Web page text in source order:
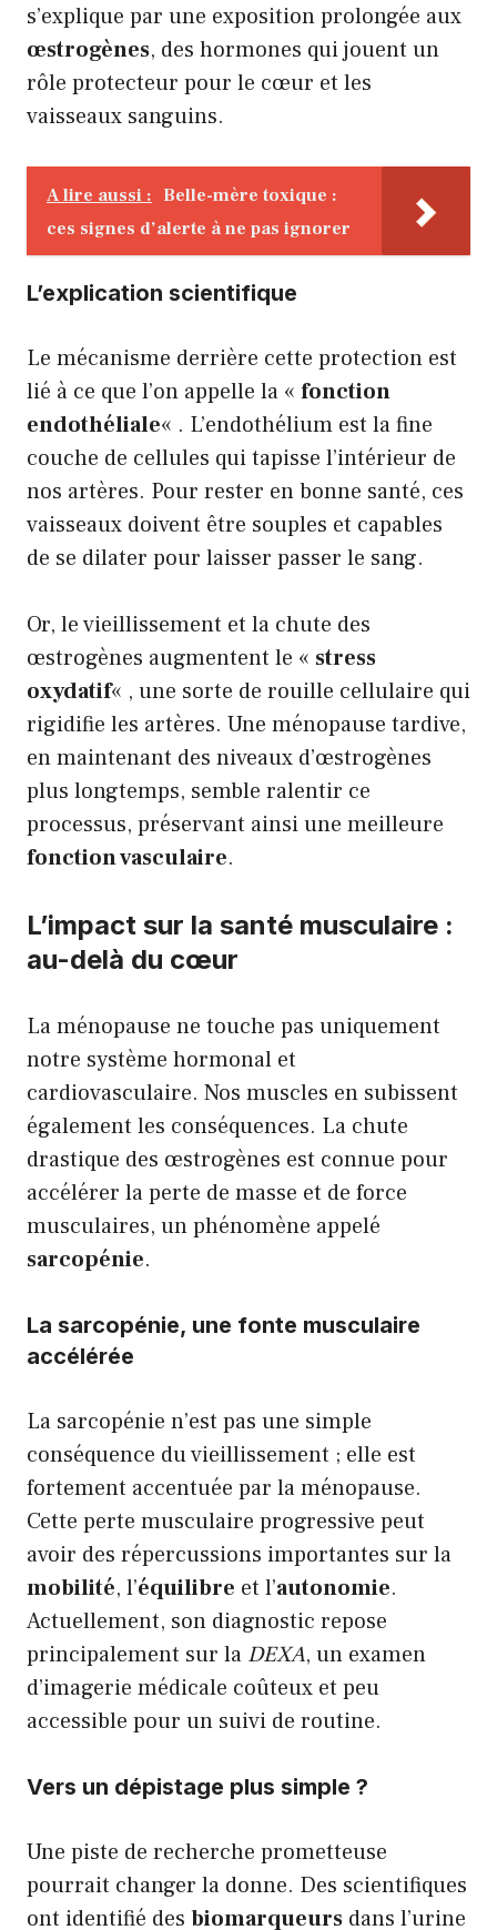
s’explique par une exposition prolongée aux
œstrogènes, des hormones qui jouent un
rôle protecteur pour le cœur et les
vaisseaux sanguins.
A lire aussi : Belle-mère toxique :
ces signes d’alerte à ne pas ignorer
L’explication scientifique
Le mécanisme derrière cette protection est
lié à ce que l’on appelle la « fonction
endothéliale« . L’endothélium est la fine
couche de cellules qui tapisse l’intérieur de
nos artères. Pour rester en bonne santé, ces
vaisseaux doivent être souples et capables
de se dilater pour laisser passer le sang.
Or, le vieillissement et la chute des
œstrogènes augmentent le « stress
oxydatif« , une sorte de rouille cellulaire qui
rigidifie les artères. Une ménopause tardive,
en maintenant des niveaux d’œstrogènes
plus longtemps, semble ralentir ce
processus, préservant ainsi une meilleure
fonction vasculaire.
L’impact sur la santé musculaire :
au-delà du cœur
La ménopause ne touche pas uniquement
notre système hormonal et
cardiovasculaire. Nos muscles en subissent
également les conséquences. La chute
drastique des œstrogènes est connue pour
accélérer la perte de masse et de force
musculaires, un phénomène appelé
sarcopénie.
La sarcopénie, une fonte musculaire
accélérée
La sarcopénie n’est pas une simple
conséquence du vieillissement ; elle est
fortement accentuée par la ménopause.
Cette perte musculaire progressive peut
avoir des répercussions importantes sur la
mobilité, l’équilibre et l’autonomie.
Actuellement, son diagnostic repose
principalement sur la DEXA, un examen
d’imagerie médicale coûteux et peu
accessible pour un suivi de routine.
Vers un dépistage plus simple ?
Une piste de recherche prometteuse
pourrait changer la donne. Des scientifiques
ont identifié des biomarqueurs dans l’urine